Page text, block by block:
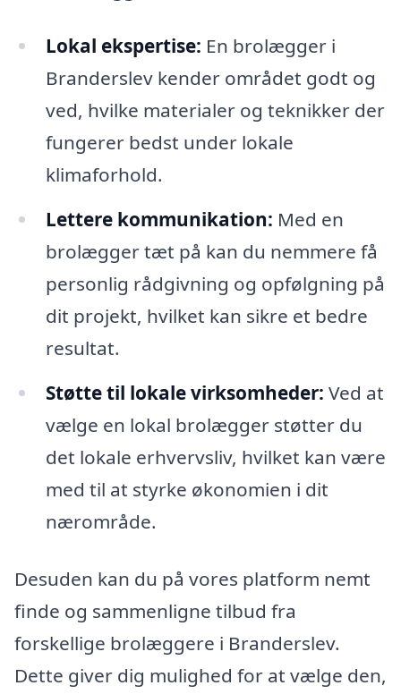
Lokal ekspertise: En brolægger i
Branderslev kender området godt og
ved, hvilke materialer og teknikker der
fungerer bedst under lokale
klimaforhold.
Lettere kommunikation: Med en
brolægger tæt på kan du nemmere få
personlig rådgivning og opfølgning på
dit projekt, hvilket kan sikre et bedre
resultat.
Støtte til lokale virksomheder: Ved at
vælge en lokal brolægger støtter du
det lokale erhvervsliv, hvilket kan være
med til at styrke økonomien i dit
nærområde.
Desuden kan du på vores platform nemt
finde og sammenligne tilbud fra
forskellige brolæggere i Branderslev.
Dette giver dig mulighed for at vælge den,